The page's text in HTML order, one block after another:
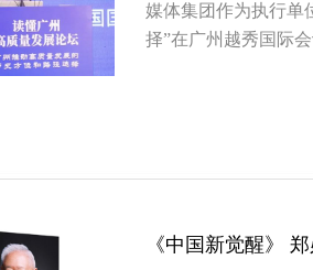
媒体集团作为执行
择”在广州越秀国际
《中国新觉醒》